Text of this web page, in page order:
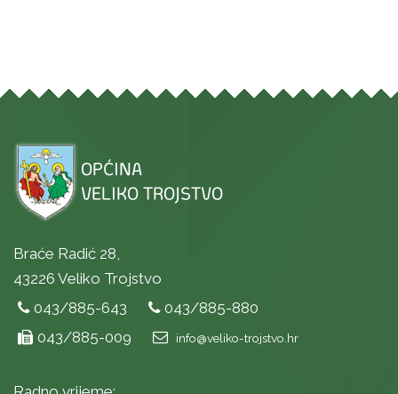
Braće Radić 28,
43226 Veliko Trojstvo
043/885-643
043/885-880
043/885-009
info@veliko-trojstvo.hr